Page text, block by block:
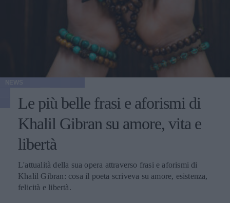
Le più belle frasi e aforismi di
Khalil Gibran su amore, vita e
libertà
L'attualità della sua opera attraverso frasi e aforismi di
Khalil Gibran: cosa il poeta scriveva su amore, esistenza,
felicità e libertà.